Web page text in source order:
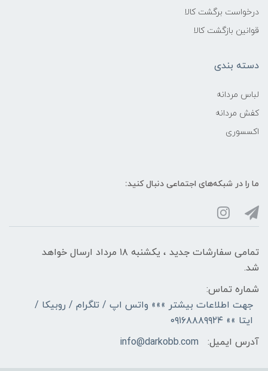
درخواست برگشت کالا
قوانین بازگشت کالا
دسته بندی
لباس مردانه
کفش مردانه
اکسسوری
ما را در شبکه‌های اجتماعی دنبال کنید:
تمامی سفارشات جدید ، یکشنبه ۱۸ مرداد ارسال خواهد
شد.
شماره تماس:
جهت اطلاعات بیشتر »»» واتس اپ / تلگرام / روبیکا /
ایتا »» ۰۹۱۶۸۸۸۹۹۲۴
آدرس ایمیل:
info@darkobb.com